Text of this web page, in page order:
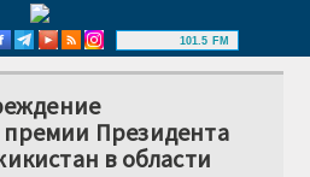
101.5 FM
Президента
в области